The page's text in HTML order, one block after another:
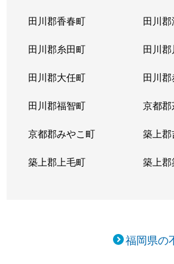
田川郡香春町 田川
田川郡糸田町 田川
田川郡大任町 田川
田川郡福智町 京都
京都郡みやこ町 築上
築上郡上毛町 築上
福岡県の